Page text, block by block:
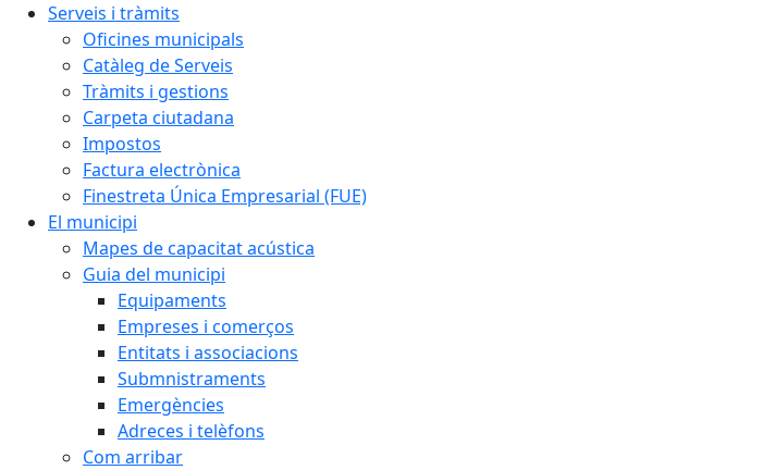
Serveis i tràmits
Oficines municipals
Catàleg de Serveis
Tràmits i gestions
Carpeta ciutadana
Impostos
Factura electrònica
Finestreta Única Empresarial (FUE)
El municipi
Mapes de capacitat acústica
Guia del municipi
Equipaments
Empreses i comerços
Entitats i associacions
Submnistraments
Emergències
Adreces i telèfons
Com arribar